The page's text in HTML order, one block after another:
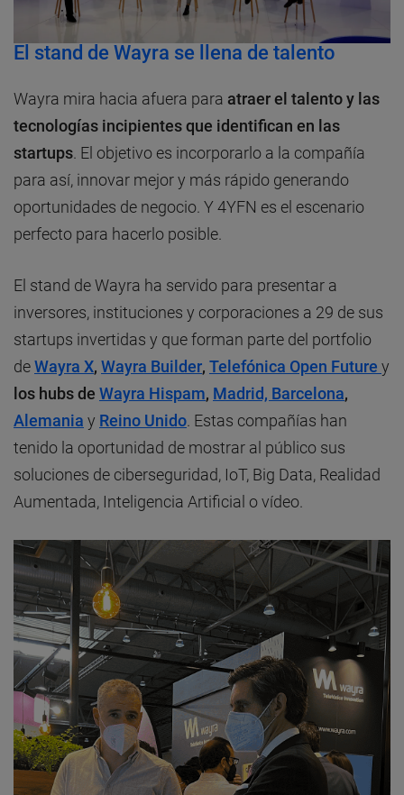
El stand de Wayra se llena de talento
Wayra mira hacia afuera para atraer el talento y las
tecnologías incipientes que identifican en las
startups . El objetivo es incorporarlo a la compañía
para así, innovar mejor y más rápido generando
oportunidades de negocio. Y 4YFN es el escenario
perfecto para hacerlo posible.
El stand de Wayra ha servido para presentar a
inversores, instituciones y corporaciones a 29 de sus
startups invertidas y que forman parte del portfolio
deWayra X, Wayra Builder, Telefónica Open Future y
los hubs de Wayra Hispam, Madrid, Barcelona,
Alemania y Reino Unido . Estas compañías han
tenido la oportunidad de mostrar al público sus
soluciones de ciberseguridad, IoT, Big Data, Realidad
Aumentada, Inteligencia Artificial o vídeo.